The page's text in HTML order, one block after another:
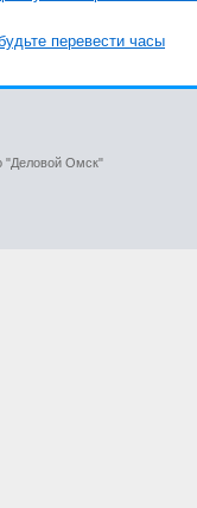
перевести часы
"Деловой Омск"